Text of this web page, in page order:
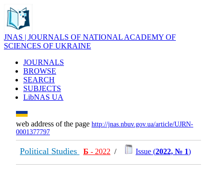
JNAS | JOURNALS OF NATIONAL ACADEMY OF
SCIENCES OF UKRAINE
JOURNALS
BROWSE
SEARCH
SUBJECTS
LibNAS UA
web address of the page http://jnas.nbuv.gov.ua/article/UJRN-
0001377797
Political Studies Б - 2022 / Issue (2022, № 1)